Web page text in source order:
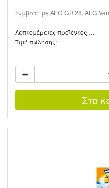
Συμβατη με AEG GR 28, AEG
Λεπτομέρειες προϊόντος …
Τιμή πώλησης: